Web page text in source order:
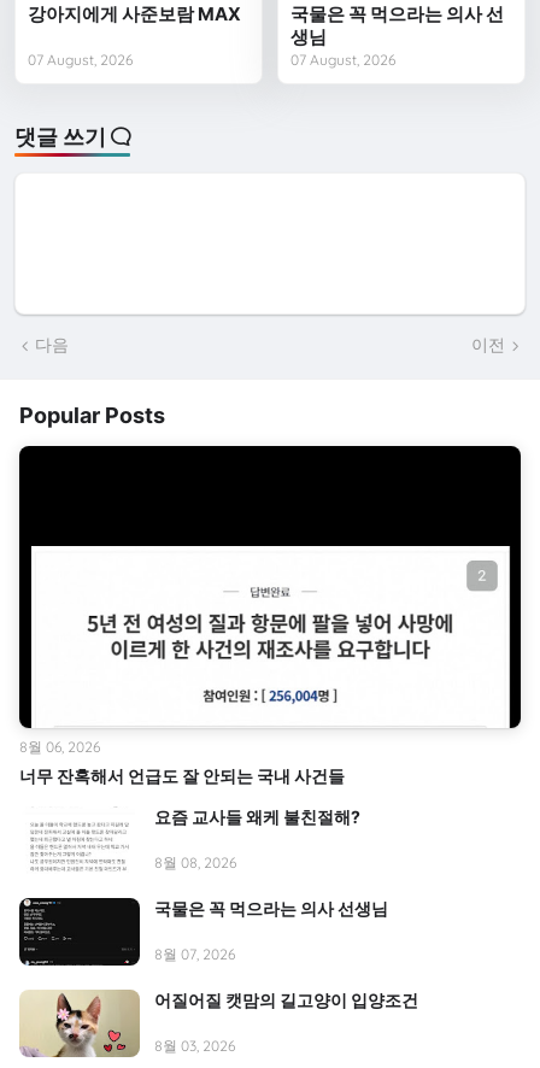
강아지에게 사준보람 MAX
07 August, 2026
국물은 꼭 먹으라는 의사 선
생님
07 August, 2026
댓글 쓰기
다음 이전
Popular Posts
너무 잔혹해서 언급도 잘 안되는 국내 사건들
8월 06, 2026
요즘 교사들 왜케 불친절해?
8월 08, 2026
국물은 꼭 먹으라는 의사 선생님
8월 07, 2026
어질어질 캣맘의 길고양이 입양조건
8월 03, 2026